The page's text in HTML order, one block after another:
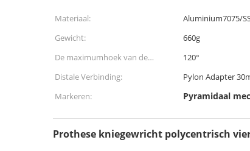
Materiaal: Aluminium7075/
Gewicht:
660g
De maximumhoek van de
Kniebuiging:
120°
Distale Verbinding:
Pylon Adapter
Markeren:
Pyramidaal
Prothese kniegewricht polycentrisch